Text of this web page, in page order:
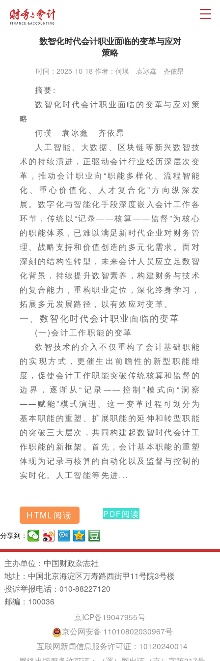
数智化时代会计职业面临的变革与应对
策略
时间：2025-10-18 作者：何瑛 袁冰鑫 齐依昂
摘要:
数智化时代会计职业面临的变革与应对策
略
何瑛 袁冰鑫 齐依昂
人工智能、大数据、区块链等新兴数智技
术的持续演进，正驱动会计行业经历深层次变
革，推动会计职业向“职能多样化、流程智能
化、重心价值化、人才复合化”方向纵深发
展。数字化与智能化手段深度嵌入会计工作各
环节，传统以“记录——核算——监督”为核心
的职能体系，已难以满足新时代企业对财务管
理、战略支持和价值创造的多元化需求。面对
深刻的结构性转型，未来会计人员应立足数智
化背景，持续提升数智素养，构建财务与技术
的复合能力，重构职业定位，深化终身学习，
拓展多元发展路径，以有效应对变革。
一、数智化时代会计职业面临的变革
(一)会计工作职能的变革
数智技术的介入不仅重构了会计基础职能
的实现方式，更催生出前瞻性的新型职能维
度，促使会计工作职能突破传统核算和监督的
边界，逐渐从“记录——控制”模式向“洞察
——赋能”模式演进。这一变革过程可划分为
基本职能的重塑、扩展职能的延伸和转型职能
的突破三大层次，共同构建起数智时代会计工
作职能的新框架。首先，会计基本职能的重塑
体现为记录与核算的自动化以及监督与控制的
实时化。人工智能等先进...
HTML阅读 PDF阅读
分享到：
主办单位：中国财政杂志社
地址：中国北京海淀区万寿路西街甲11号院3号楼
投诉举报电话：010-88227120
邮编：100036
京ICP备19047955号
京公网安备 11010802030967号
互联网新闻信息服务许可证：10120240014